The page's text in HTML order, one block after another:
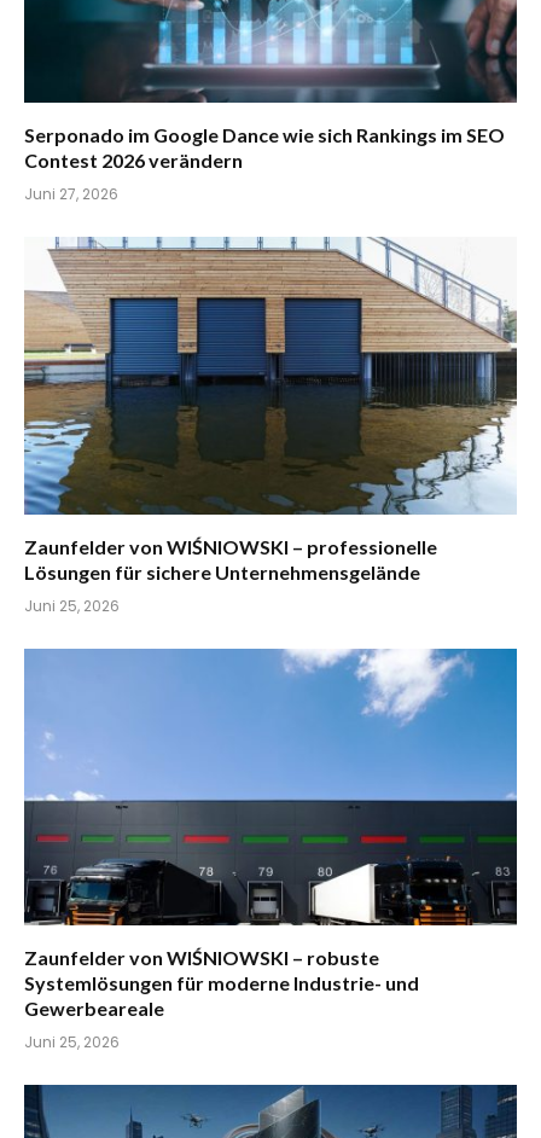
Serponado im Google Dance wie sich Rankings im SEO
Contest 2026 verändern
Juni 27, 2026
Zaunfelder von WIŚNIOWSKI – professionelle
Lösungen für sichere Unternehmensgelände
Juni 25, 2026
Zaunfelder von WIŚNIOWSKI – robuste
Systemlösungen für moderne Industrie- und
Gewerbeareale
Juni 25, 2026